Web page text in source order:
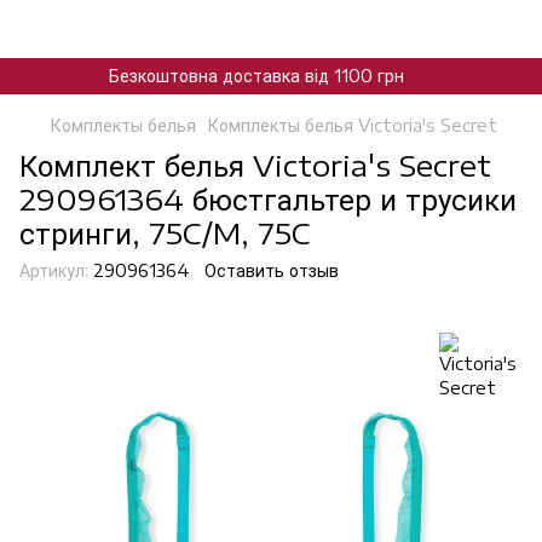
Безкоштовна доставка від 1100 грн
Комплекты белья Комплекты белья Victoria's Secret
Комплект белья Victoria's Secret
290961364 бюстгальтер и трусики
стринги, 75C/M, 75C
Артикул: 290961364 Оставить отзыв